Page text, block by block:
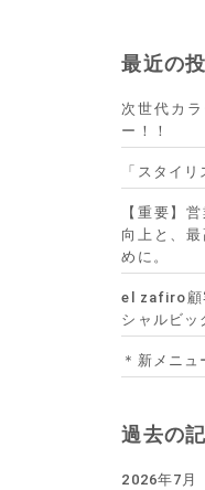
最近の
次世代カ
ー！！
「スタイリ
【重要】
向上と、
めに。
el zafiro顧
シャルビッ
＊新メニ
過去の
2026年7月